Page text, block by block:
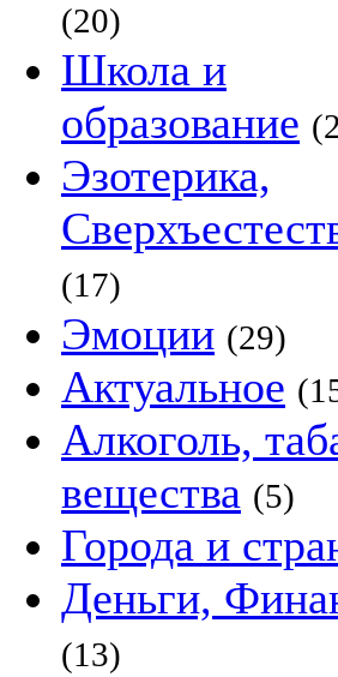
(20)
Школа и
образование
Эзотерика,
(17)
Эмоции (29)
Актуальное
Алкоголь,
вещества (5)
Города и
Деньги,
(13)